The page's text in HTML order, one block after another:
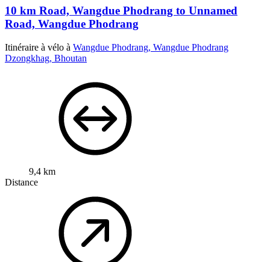
10 km Road, Wangdue Phodrang to Unnamed
Road, Wangdue Phodrang
Itinéraire à vélo à Wangdue Phodrang, Wangdue Phodrang
Dzongkhag, Bhoutan
9,4 km
Distance